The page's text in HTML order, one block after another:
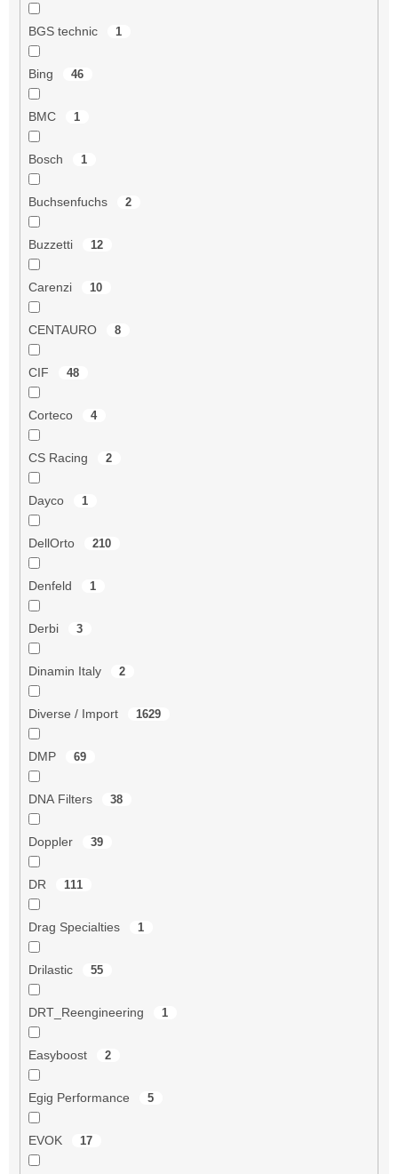
BGS technic 1
Bing 46
BMC 1
Bosch 1
Buchsenfuchs 2
Buzzetti 12
Carenzi 10
CENTAURO 8
CIF 48
Corteco 4
CS Racing 2
Dayco 1
DellOrto 210
Denfeld 1
Derbi 3
Dinamin Italy 2
Diverse / Import 1629
DMP 69
DNA Filters 38
Doppler 39
DR 111
Drag Specialties 1
Drilastic 55
DRT_Reengineering 1
Easyboost 2
Egig Performance 5
EVOK 17